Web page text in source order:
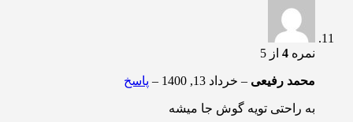
نمره 4 از 5
محمد رفیعی – خرداد 13, 1400 – پاسخ
به راحتی تویه گوش جا میشه